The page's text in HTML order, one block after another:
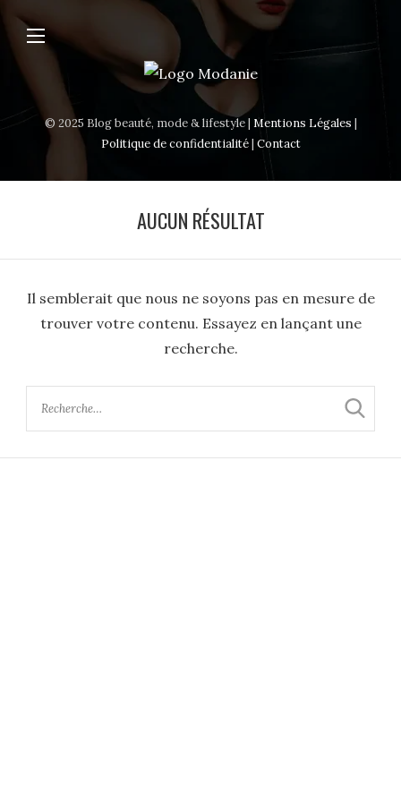
© 2025 Blog beauté, mode & lifestyle | Mentions Légales |
Politique de confidentialité| Contact
AUCUN RÉSULTAT
Il semblerait que nous ne soyons pas en mesure de
trouver votre contenu. Essayez en lançant une
recherche.